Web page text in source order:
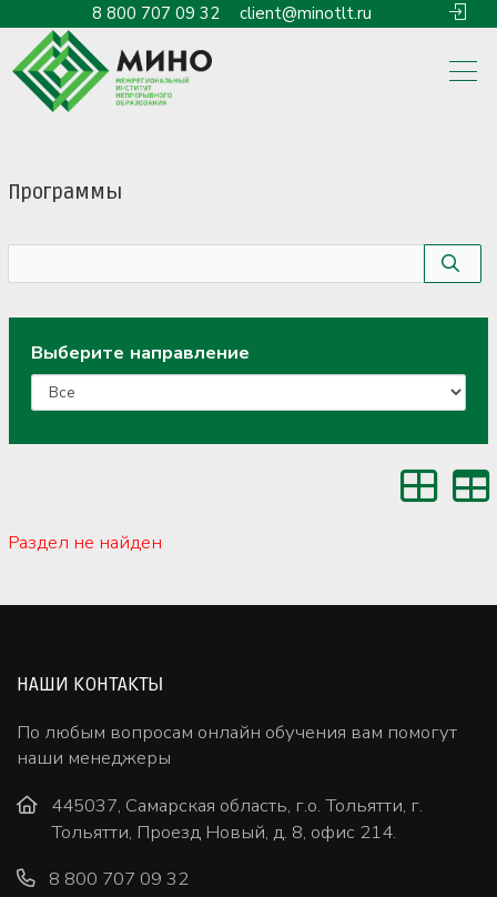
8 800 707 09 32 client@minotlt.ru
Программы
Выберите направление
Раздел не найден
НАШИ КОНТАКТЫ
По любым вопросам онлайн обучения вам помогут
наши менеджеры
445037, Самарская область, г.о. Тольятти, г.
Тольятти, Проезд Новый, д. 8, офис 214.
8 800 707 09 32